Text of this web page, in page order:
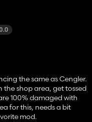
one more issue
I will get a patched
Stay tuned! In the
to version 1.0 if you are
the same as Cengler.
the shop area, get tossed
100% damaged with
for this, needs a bit
mod.